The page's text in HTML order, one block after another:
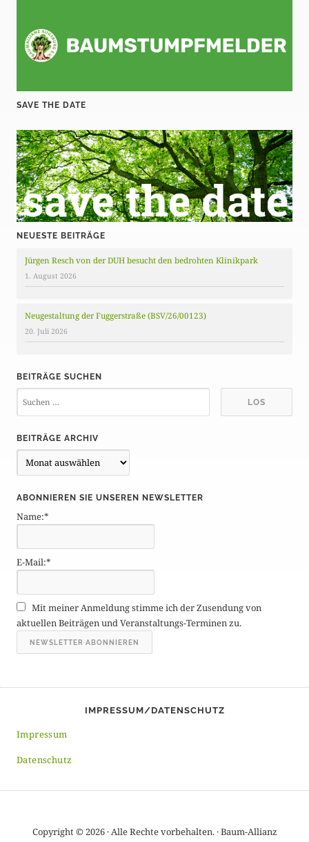
SAVE THE DATE
NEUESTE BEITRÄGE
Jürgen Resch von der DUH besucht den bedrohten Klinikpark
1. August 2026
Neugestaltung der Fuggerstraße (BSV/26/00123)
20. Juli 2026
BEITRÄGE SUCHEN
BEITRÄGE ARCHIV
e
t
r
g
e
r
c
h
v
ABONNIEREN SIE UNSEREN NEWSLETTER
Name:*
E-Mail:*
Mit meiner Anmeldung stimme ich der Zusendung von
aktuellen Beiträgen und Veranstaltungs-Terminen zu.
IMPRESSUM/DATENSCHUTZ
Impressum
Datenschutz
Copyright © 2026 · Alle Rechte vorbehalten. · Baum-Allianz